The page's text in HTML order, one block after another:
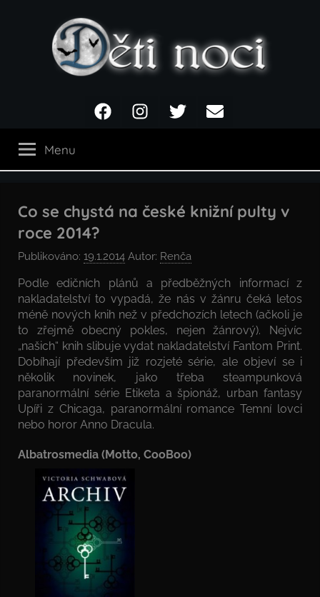
noci
FacebookInstagramTwitter Email
Menu
Co se chystá na české knižní pulty v
roce 2014?
Publikováno: 19.1.2014 Autor: Renča
Podle edičních plánů a předběžných informací z
nakladatelství to vypadá, že nás v žánru čeká letos
méně nových knih než v předchozích letech (ačkoli je
to zřejmě obecný pokles, nejen žánrový). Nejvíc
„našich“ knih slibuje vydat nakladatelství Fantom Print.
Dobíhají především již rozjeté série, ale objeví se i
několik novinek, jako třeba steampunková
paranormální série Etiketa a špionáž, urban fantasy
Upíři z Chicaga, paranormální romance Temní lovci
nebo horor Anno Dracula.
Albatrosmedia (Motto, CooBoo)